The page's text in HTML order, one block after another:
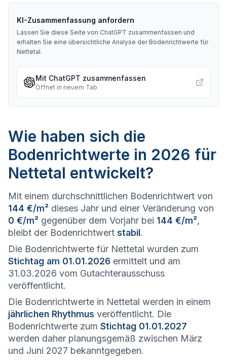
KI-Zusammenfassung anfordern
Lassen Sie diese Seite von ChatGPT zusammenfassen und
erhalten Sie eine übersichtliche Analyse der Bodenrichtwerte für
Nettetal.
Mit ChatGPT zusammenfassen
Öffnet in neuem Tab
Wie haben sich die
Bodenrichtwerte in 2026 für
Nettetal entwickelt?
Mit einem durchschnittlichen Bodenrichtwert von
144 €/m² dieses Jahr und einer Veränderung von
0 €/m² gegenüber dem Vorjahr bei 144 €/m²,
bleibt der Bodenrichtwert stabil.
Die Bodenrichtwerte für Nettetal wurden zum
Stichtag am 01.01.2026 ermittelt und am
31.03.2026 vom Gutachterausschuss
veröffentlicht.
Die Bodenrichtwerte in Nettetal werden in einem
jährlichen Rhythmus veröffentlicht. Die
Bodenrichtwerte zum Stichtag 01.01.2027
werden daher planungsgemäß zwischen März
und Juni 2027 bekanntgegeben.